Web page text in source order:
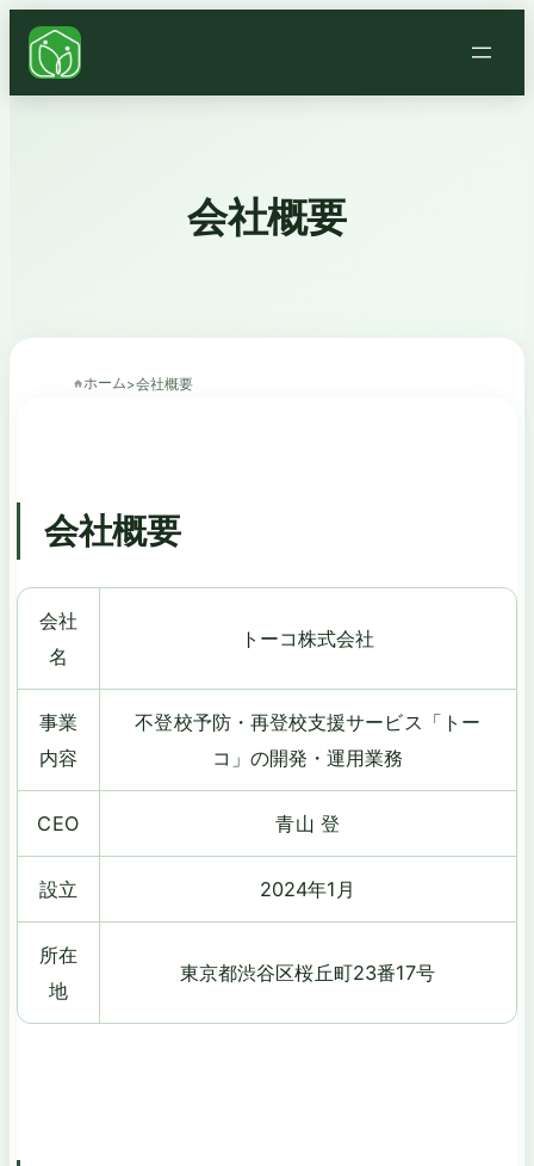
会社概要
ホーム>会社概要
会社概要
会社
名
トーコ株式会社
事業
内容
不登校予防・再登校支援サービス「トー
コ」の開発・運用業務
CEO 青山 登
設立 2024年1月
所在
地
東京都渋谷区桜丘町23番17号